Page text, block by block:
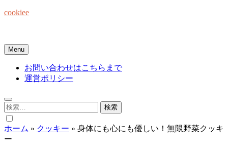
Skip
cookiee
Menu
お問い合わせはこちらまで
運営ポリシー
検
索:
ホーム » クッキー » 身体にも心にも優しい！無限野菜クッキ
ー